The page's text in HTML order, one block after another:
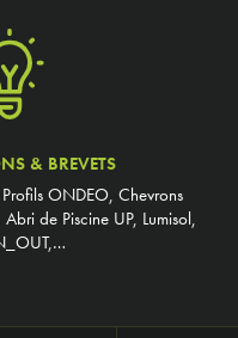
& BREVETS
ONDEO, Chevrons
de Piscine UP, Lumisol,